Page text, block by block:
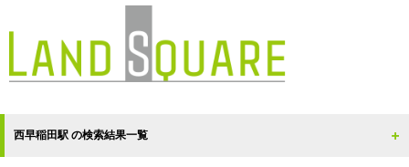
西早稲田駅 の検索結果一覧